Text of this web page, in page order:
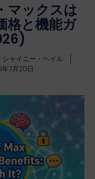
マックスは
格と機能ガ
シャイニー・ヘイル
7月20日